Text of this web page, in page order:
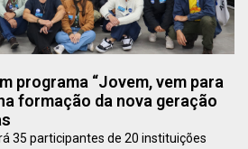
programa “Jovem, vem para
formação da nova geração
35 participantes de 20 instituições